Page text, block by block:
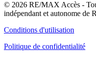
© 2026 RE/MAX Accès -
indépendant et autonome de
Conditions d'utilisation
Politique de confidentialité